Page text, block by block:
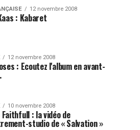
12 novembre 2008
: Kabaret
12 novembre 2008
: Ecoutez l'album en avant-
10 novembre 2008
: la vidéo de
studio de « Salvation »